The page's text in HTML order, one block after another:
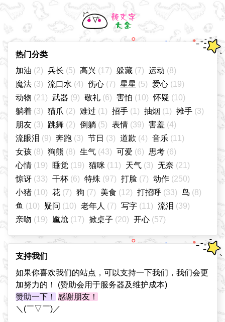
热门分类
加油 (2) 兵长 (5) 高兴 (17) 躲藏 (7) 运动 (8)
魔法 (3) 流口水 (4) 伤心 (7) 星星 (5) 爱心 (19)
动物 (21) 武器 (9) 敬礼 (6) 害怕 (10) 怀疑 (10)
躺着 (3) 猫爪 (2) 难过 (1) 招手 (1) 抽烟 (1) 摊手 (3)
朋友 (3) 跳舞 (2) 倒躺 (5) 表情 (39) 害羞 (4)
流眼泪 (9) 奔跑 (3) 节日 (3) 道歉 (4) 音乐 (11)
女孩 (8) 狗熊 (8) 生气 (43) 可爱 (6) 思考 (6)
心情 (19) 睡觉 (19) 猫咪 (11) 天气 (3) 无奈 (21)
惊讶 (33) 干杯 (6) 特殊 (97) 打脸 (7) 动作 (250)
小猪 (10) 花 (7) 狗 (7) 美食 (12) 打招呼 (33) 鸟 (8)
鱼 (10) 疑问 (10) 老年人 (7) 写字 (11) 流泪 (39)
亲吻 (19) 尴尬 (17) 掀桌子 (20) 开心 (57)
支持我们
如果你喜欢我们的站点，可以支持一下我们，我们会更
加努力的！ (赞助会用于服务器及维护成本)
赞助一下！
感谢朋友！
＼(￣▽￣)／